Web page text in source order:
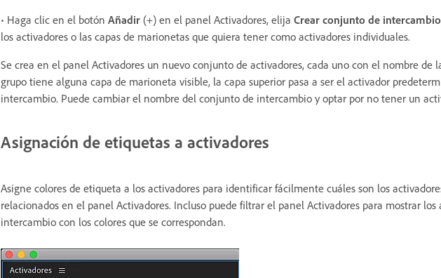
• Haga clic en el botón Añadir (+) en el panel Activadores, elija Crear conjunto de intercambio
los activadores o las capas de marionetas que quiera tener como activadores individuales.
Se crea en el panel Activadores un nuevo conjunto de activadores, cada uno con el nombre de
grupo tiene alguna capa de marioneta visible, la capa superior pasa a ser el activador
intercambio. Puede cambiar el nombre del conjunto de intercambio y optar por no tener un
Asignación de etiquetas a activadores
Asigne colores de etiqueta a los activadores para identificar fácilmente cuáles son los
relacionados en el panel Activadores. Incluso puede filtrar el panel Activadores para mostrar
intercambio con los colores que se correspondan.